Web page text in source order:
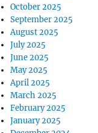
October 2025
September 2025
August 2025
July 2025
June 2025
May 2025
April 2025
March 2025
February 2025
January 2025